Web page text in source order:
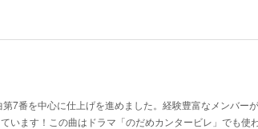
7番を中心に仕上げを進めました。経験豊富なメンバー
います！この曲はドラマ「のだめカンタービレ」でも使